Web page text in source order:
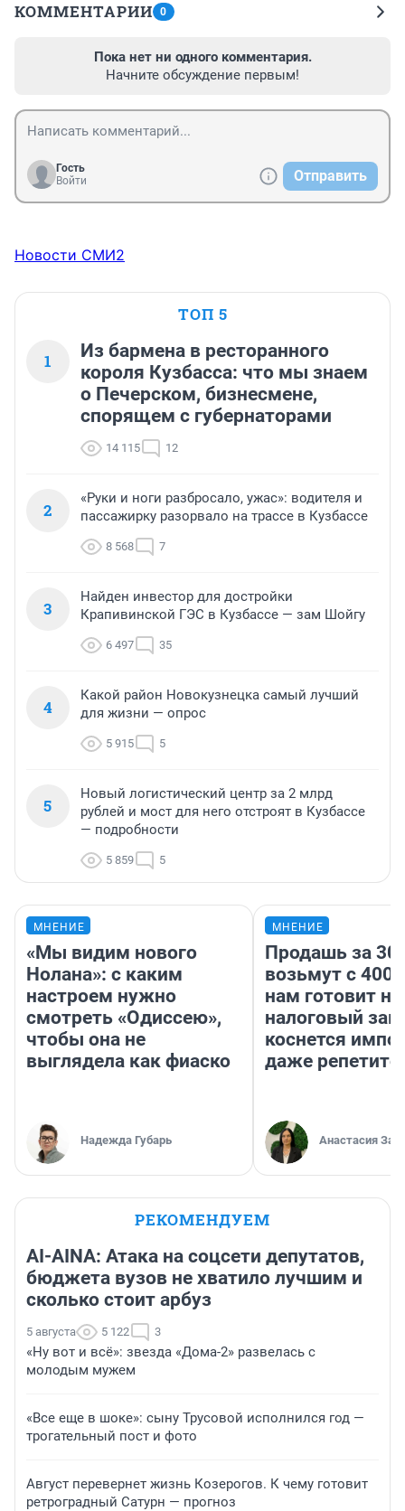
КОММЕНТАРИИ 0
Пока нет ни одного комментария.
Начните обсуждение первым!
Гость
Войти
Отправить
Новости СМИ2
ТОП 5
1
Из бармена в ресторанного
короля Кузбасса: что мы знаем
о Печерском, бизнесмене,
спорящем с губернаторами
14 115 12
2
«Руки и ноги разбросало, ужас»: водителя и
пассажирку разорвало на трассе в Кузбассе
8 568 7
3
Найден инвестор для достройки
Крапивинской ГЭС в Кузбассе — зам Шойгу
6 497 35
4
Какой район Новокузнецка самый лучший
для жизни — опрос
5 915 5
5
Новый логистический центр за 2 млрд
рублей и мост для него отстроят в Кузбассе
— подробности
5 859 5
МНЕНИЕ
«Мы видим нового
Нолана»: с каким
настроем нужно
смотреть «Одиссею»,
чтобы она не
выглядела как фиаско
Надежда Губарь
МНЕНИЕ
Продашь за
возьмут с
нам готовит
налоговый
коснется
даже
Анастасия
РЕКОМЕНДУЕМ
AI-AINA: Атака на соцсети депутатов,
бюджета вузов не хватило лучшим и
сколько стоит арбуз
5 августа 5 122 3
«Ну вот и всё»: звезда «Дома-2» развелась с
молодым мужем
«Все еще в шоке»: сыну Трусовой исполнился год —
трогательный пост и фото
Август перевернет жизнь Козерогов. К чему готовит
ретроградный Сатурн — прогноз